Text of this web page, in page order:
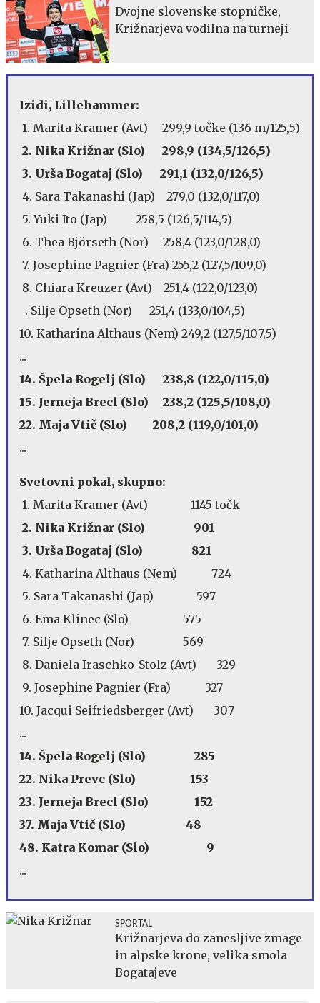
Dvojne slovenske stopničke,
Križnarjeva vodilna na turneji
Izidi, Lillehammer:
1. Marita Kramer (Avt) 299,9 točke (136 m/125,5)
2. Nika Križnar (Slo) 298,9 (134,5/126,5)
3. Urša Bogataj (Slo) 291,1 (132,0/126,5)
4. Sara Takanashi (Jap) 279,0 (132,0/117,0)
5. Yuki Ito (Jap) 258,5 (126,5/114,5)
6. Thea Björseth (Nor) 258,4 (123,0/128,0)
7. Josephine Pagnier (Fra) 255,2 (127,5/109,0)
8. Chiara Kreuzer (Avt) 251,4 (122,0/123,0)
. Silje Opseth (Nor) 251,4 (133,0/104,5)
10. Katharina Althaus (Nem) 249,2 (127,5/107,5)
...
14. Špela Rogelj (Slo) 238,8 (122,0/115,0)
15. Jerneja Brecl (Slo) 238,2 (125,5/108,0)
22. Maja Vtič (Slo) 208,2 (119,0/101,0)
...
Svetovni pokal, skupno:
1. Marita Kramer (Avt) 1145 točk
2. Nika Križnar (Slo) 901
3. Urša Bogataj (Slo) 821
4. Katharina Althaus (Nem) 724
5. Sara Takanashi (Jap) 597
6. Ema Klinec (Slo) 575
7. Silje Opseth (Nor) 569
8. Daniela Iraschko-Stolz (Avt) 329
9. Josephine Pagnier (Fra) 327
10. Jacqui Seifriedsberger (Avt) 307
...
14. Špela Rogelj (Slo) 285
22. Nika Prevc (Slo) 153
23. Jerneja Brecl (Slo) 152
37. Maja Vtič (Slo) 48
48. Katra Komar (Slo) 9
...
SPORTAL
Križnarjeva do zanesljive zmage
in alpske krone, velika smola
Bogatajeve